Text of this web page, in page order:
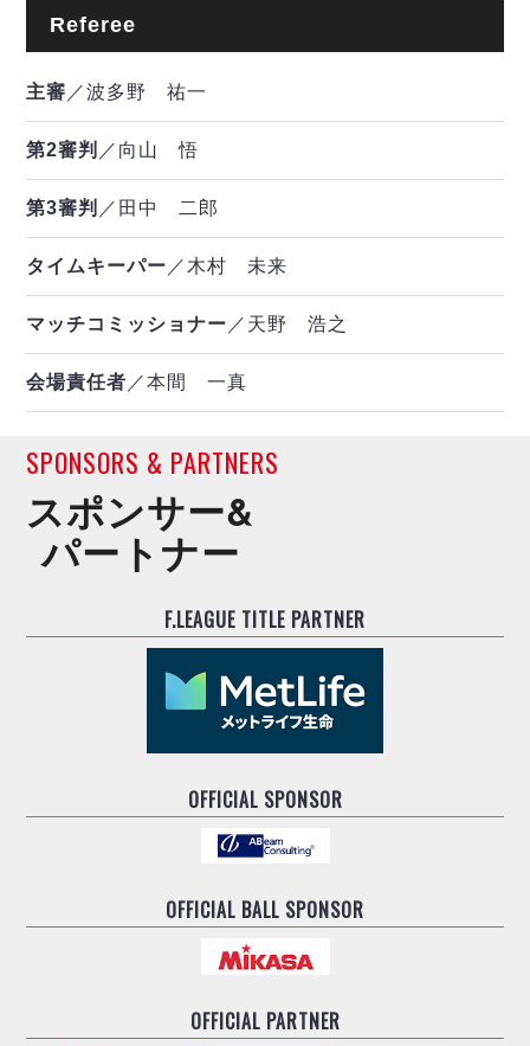
Referee
主審 ／波多野 祐一
第2審判 ／向山 悟
第3審判 ／田中 二郎
タイムキーパー ／木村 未来
マッチコミッショナー ／天野 浩之
会場責任者 ／本間 一真
SPONSORS & PARTNERS
スポンサー&
パートナー
F.LEAGUE TITLE PARTNER
OFFICIAL SPONSOR
OFFICIAL BALL SPONSOR
OFFICIAL PARTNER